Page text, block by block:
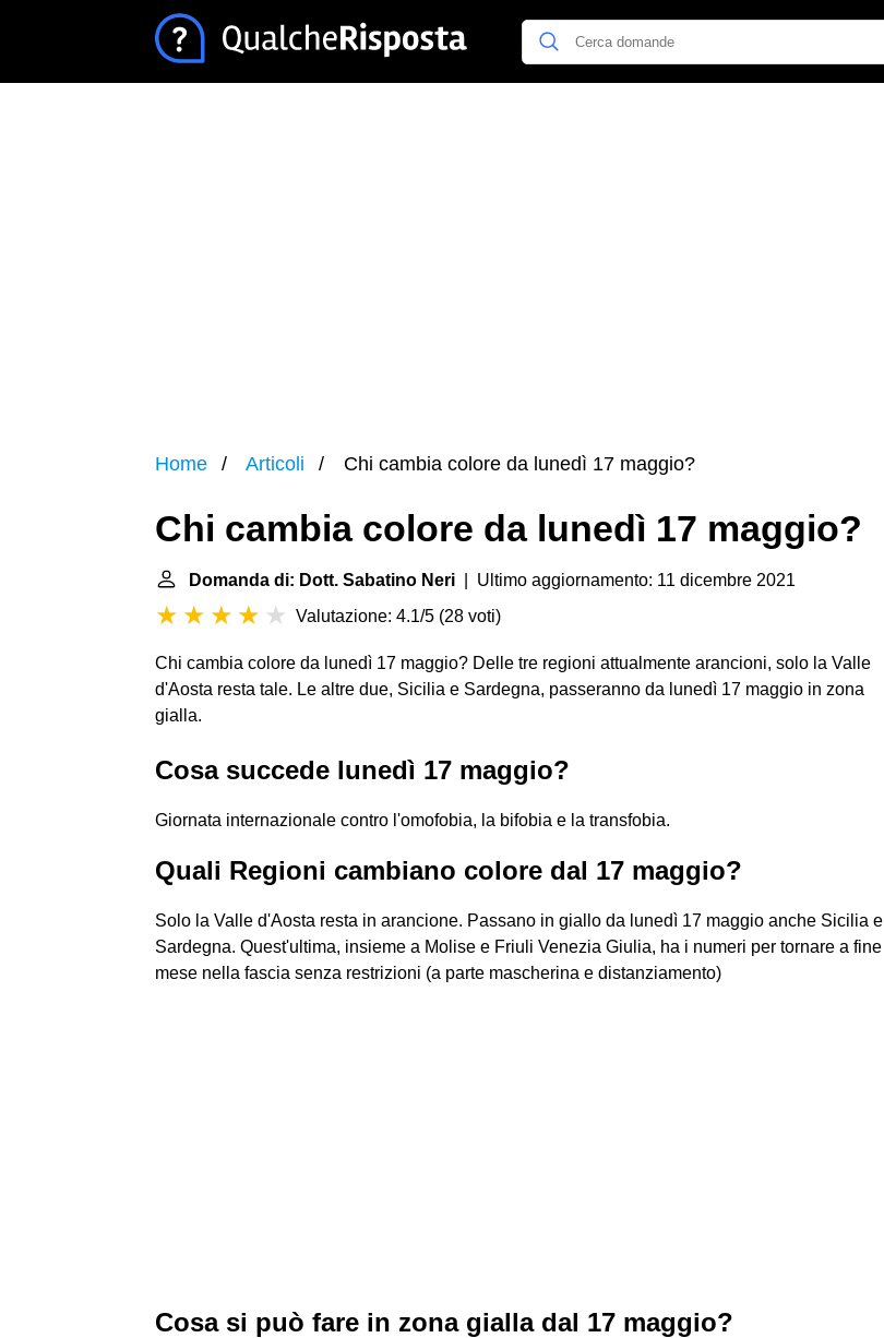
Home Articoli Chi cambia colore da lunedì 17 maggio?
Chi cambia colore da lunedì 17 maggio?
Domanda di: Dott. Sabatino Neri | Ultimo aggiornamento: 11 dicembre 2021
Valutazione: 4.1/5 (28 voti)
Chi cambia colore da lunedì 17 maggio? Delle tre regioni attualmente arancioni, solo la Valle
d'Aosta resta tale. Le altre due, Sicilia e Sardegna, passeranno da lunedì 17 maggio in zona
gialla.
Cosa succede lunedì 17 maggio?
Giornata internazionale contro l'omofobia, la bifobia e la transfobia.
Quali Regioni cambiano colore dal 17 maggio?
Solo la Valle d'Aosta resta in arancione. Passano in giallo da lunedì 17 maggio anche Sicilia e
Sardegna. Quest'ultima, insieme a Molise e Friuli Venezia Giulia, ha i numeri per tornare a fine
mese nella fascia senza restrizioni (a parte mascherina e distanziamento)
Cosa si può fare in zona gialla dal 17 maggio?